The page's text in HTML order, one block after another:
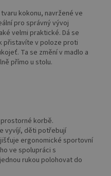
kokonu, navržené ve
pro správný vývoj
velmi praktické. Dá se
přistavíte v poloze proti
Ta se změní v madlo a
přímo u stolu.
korbě.
vyvíjí, děti potřebují
ergonomické sportovní
ve spolupráci s
rukou polohovat do